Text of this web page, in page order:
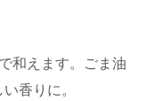
和えます。ごま油
香りに。